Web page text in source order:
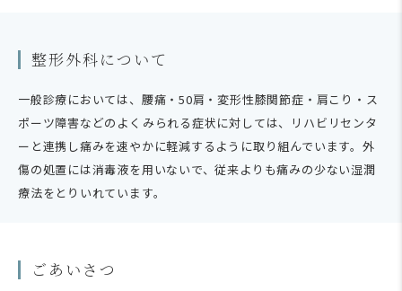
整形外科について
一般診療においては、腰痛・50肩・変形性膝関節症・肩こり・ス
ポーツ障害などのよくみられる症状に対しては、リハビリセンタ
ーと連携し痛みを速やかに軽減するように取り組んでいます。外
傷の処置には消毒液を用いないで、従来よりも痛みの少ない湿潤
療法をとりいれています。
ごあいさつ